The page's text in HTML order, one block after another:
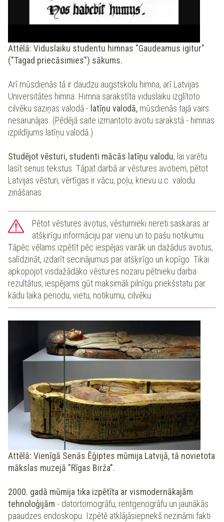
Attēlā: Viduslaiku studentu himnas "Gaudeamus igitur"
("Tagad priecāsimies") sākums.
Arī mūsdienās tā ir daudzu augstskolu himna, arī Latvijas
Universitātes himna. Himna sarakstīta viduslaiku izglītoto
cilvēku saziņas valodā - latīņu valodā, mūsdienās tajā vairs
nesarunājas. (Pēdējā saite izmantoto avotu sarakstā - himnas
izpildījums latīņu valodā.)
Studējot vēsturi, studenti mācās latīņu valodu, lai varētu
lasīt senus tekstus. Tāpat darbā ar vēstures avotiem, pētot
Latvijas vēsturi, vērtīgas ir vācu, poļu, krievu u.c. valodu
zināšanas.
Pētot vēstures avotus, vēsturnieki nereti saskaras ar
atšķirīgu informāciju par vienu un to pašu notikumu.
Tāpēc vēlams izpētīt pēc iespējas vairāk un dažādus avotus,
salīdzināt, izdarīt secinājumus par atšķirīgo un kopīgo. Tikai
apkopojot visdažādāko vēstures nozaru pētnieku darba
rezultātus, iespējams gūt maksimāli pilnīgu priekšstatu par
kādu laika periodu, vietu, notikumu, cilvēku.
Attēlā: Vienīgā Senās Ēģiptes mūmija Latvijā, tā novietota
mākslas muzejā "Rīgas Birža".
2000. gadā mūmija tika izpētīta ar vismodernākajām
tehnoloģijām - datortomogrāfu, rentgenogrāfu un jaunākās
paaudzes endoskopu. Izpētē atklājāsiepriekš nezināmi fakti